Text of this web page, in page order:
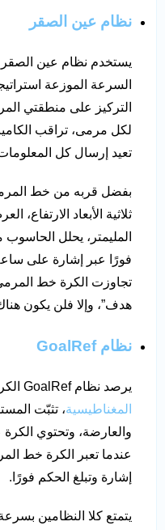
نظام عين الصقر
يستخدم نظام عين الصقر
السرعة الموزعة
لكل مرمى، تراقب
تعيد إرسال كل
بفضل قربه من خط
ثلاثية الأبعاد
المليمتر، يحلل
فورًا عبر إشارة على
تجاوزت الكرة خط
هدف”، وإلا فلن يكون
نظام GoalRef
يرصد نظام GoalRef الكرة باستخدام المجالات
المغناطيسية، تثبّت
والعارضة، وتحتوي
عندما تعبر الكرة خط
إشارة وتبلغ الحكم فورًا.
يتمتع كلا النظامين